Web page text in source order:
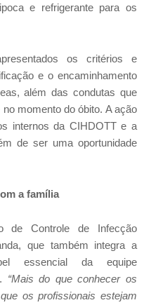
e refrigerante para os
os critérios e
e o encaminhamento
além das condutas que
momento do óbito. A ação
internos da CIHDOTT e a
de ser uma oportunidade
a família
de Controle de Infecção
que também integra a
essencial da equipe
“Mais do que conhecer os
os profissionais estejam